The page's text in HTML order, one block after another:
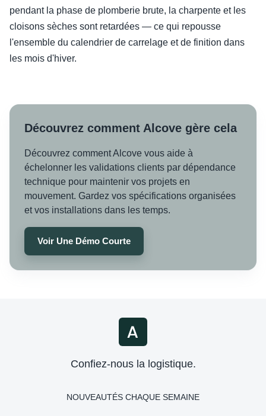
pendant la phase de plomberie brute, la charpente et les
cloisons sèches sont retardées — ce qui repousse
l'ensemble du calendrier de carrelage et de finition dans
les mois d'hiver.
Découvrez comment Alcove gère cela
Découvrez comment Alcove vous aide à
échelonner les validations clients par dépendance
technique pour maintenir vos projets en
mouvement. Gardez vos spécifications organisées
et vos installations dans les temps.
Voir Une Démo Courte
Confiez-nous la logistique.
NOUVEAUTÉS CHAQUE SEMAINE